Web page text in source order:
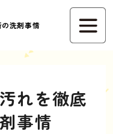
洗剤事情
れを徹底
事情